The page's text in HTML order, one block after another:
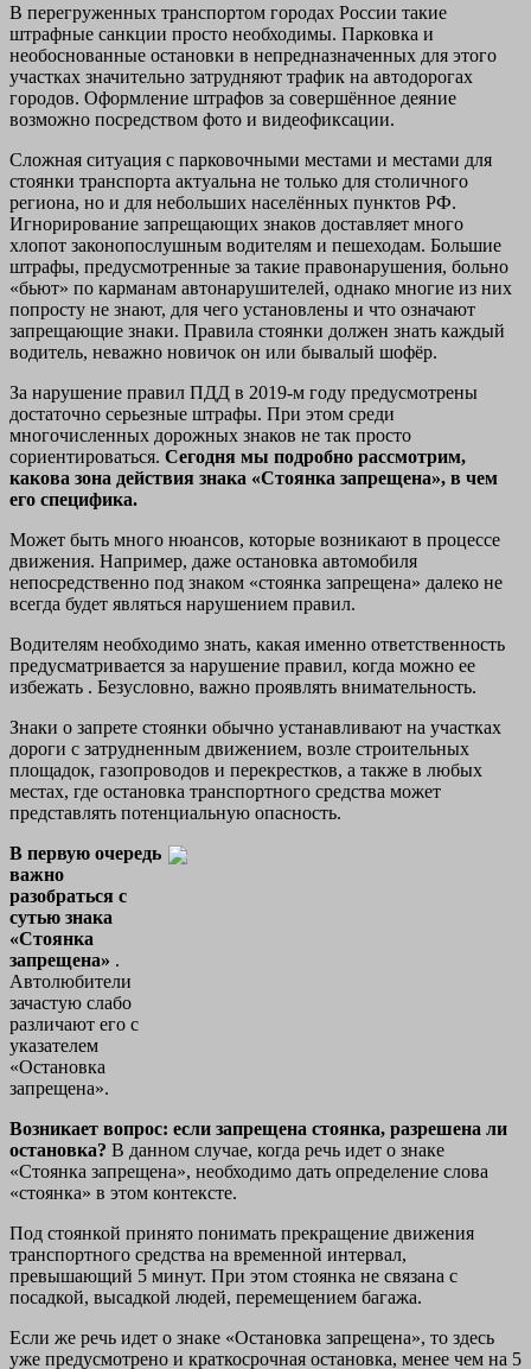
В перегруженных транспортом городах России такие
штрафные санкции просто необходимы. Парковка и
необоснованные остановки в непредназначенных для этого
участках значительно затрудняют трафик на автодорогах
городов. Оформление штрафов за совершённое деяние
возможно посредством фото и видеофиксации.
Сложная ситуация с парковочными местами и местами для
стоянки транспорта актуальна не только для столичного
региона, но и для небольших населённых пунктов РФ.
Игнорирование запрещающих знаков доставляет много
хлопот законопослушным водителям и пешеходам. Большие
штрафы, предусмотренные за такие правонарушения, больно
«бьют» по карманам автонарушителей, однако многие из них
попросту не знают, для чего установлены и что означают
запрещающие знаки. Правила стоянки должен знать каждый
водитель, неважно новичок он или бывалый шофёр.
За нарушение правил ПДД в 2019-м году предусмотрены
достаточно серьезные штрафы. При этом среди
многочисленных дорожных знаков не так просто
сориентироваться. Сегодня мы подробно рассмотрим,
какова зона действия знака «Стоянка запрещена», в чем
его специфика.
Может быть много нюансов, которые возникают в процессе
движения. Например, даже остановка автомобиля
непосредственно под знаком «стоянка запрещена» далеко не
всегда будет являться нарушением правил.
Водителям необходимо знать, какая именно ответственность
предусматривается за нарушение правил, когда можно ее
избежать . Безусловно, важно проявлять внимательность.
Знаки о запрете стоянки обычно устанавливают на участках
дороги с затрудненным движением, возле строительных
площадок, газопроводов и перекрестков, а также в любых
местах, где остановка транспортного средства может
представлять потенциальную опасность.
В первую очередь
важно
разобраться с
сутью знака
«Стоянка
запрещена» .
Автолюбители
зачастую слабо
различают его с
указателем
«Остановка
запрещена».
Возникает вопрос: если запрещена стоянка, разрешена ли
остановка? В данном случае, когда речь идет о знаке
«Стоянка запрещена», необходимо дать определение слова
«стоянка» в этом контексте.
Под стоянкой принято понимать прекращение движения
транспортного средства на временной интервал,
превышающий 5 минут. При этом стоянка не связана с
посадкой, высадкой людей, перемещением багажа.
Если же речь идет о знаке «Остановка запрещена», то здесь
уже предусмотрено и краткосрочная остановка, менее чем на 5